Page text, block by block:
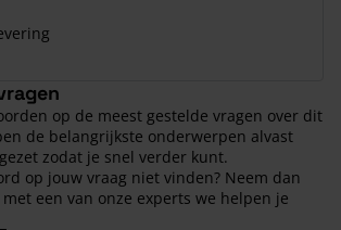
op de meest gestelde vragen over dit
de belangrijkste onderwerpen alvast
zodat je snel verder kunt.
op jouw vraag niet vinden? Neem dan
een van onze experts we helpen je